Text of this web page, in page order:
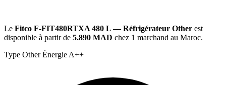
Le Fitco F-FIT480RTXA 480 L — Réfrigérateur Other est
disponible à partir de 5.890 MAD chez 1 marchand au Maroc.
Type Other Énergie A++